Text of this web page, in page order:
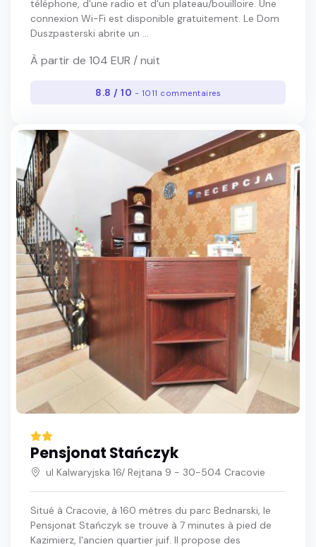
téléphone, d'une radio et d'un plateau/bouilloire. Une
connexion Wi-Fi est disponible gratuitement. Le Dom
Duszpasterski abrite un ...
À partir de 104 EUR / nuit
8.8 / 10 - 1011 commentaires
Pensjonat Stańczyk
ul Kalwaryjska 16/ Rejtana 9 - 30-504 Cracovie
Situé à Cracovie, à 160 mètres du parc Bednarski, le
Pensjonat Stańczyk se trouve à 7 minutes à pied de
Kazimierz, l'ancien quartier juif. Il propose des